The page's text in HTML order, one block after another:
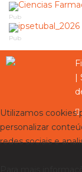
Pub
Pub
|
Utilizamos cookies
personalizar
redes sociais e